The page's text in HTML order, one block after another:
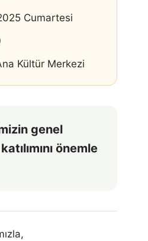
Cumartesi
Kültür Merkezi
genel
önemle